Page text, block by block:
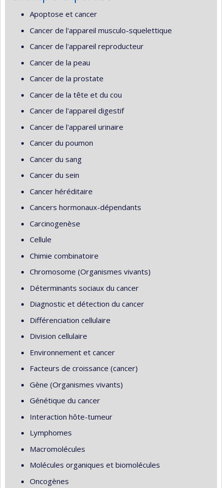
Apoptose et cancer
Cancer de l'appareil musculo-squelettique
Cancer de l'appareil reproducteur
Cancer de la peau
Cancer de la prostate
Cancer de la tête et du cou
Cancer de l'appareil digestif
Cancer de l'appareil urinaire
Cancer du poumon
Cancer du sang
Cancer du sein
Cancer héréditaire
Cancers hormonaux-dépendants
Carcinogenèse
Cellule
Chimie combinatoire
Chromosome (Organismes vivants)
Déterminants sociaux du cancer
Diagnostic et détection du cancer
Différenciation cellulaire
Division cellulaire
Environnement et cancer
Facteurs de croissance (cancer)
Gène (Organismes vivants)
Génétique du cancer
Interaction hôte-tumeur
Lymphomes
Macromolécules
Molécules organiques et biomolécules
Oncogènes